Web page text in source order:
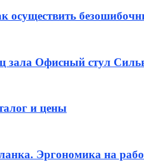
осуществить
зала Офисный стул
и цены
Эргономика на